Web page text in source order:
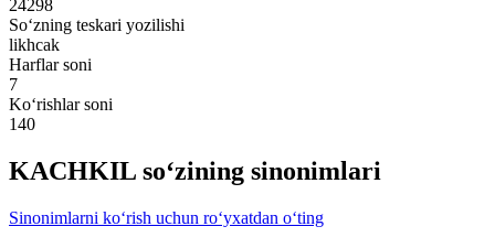
24298
So‘zning teskari yozilishi
likhcak
Harflar soni
7
Ko‘rishlar soni
140
KACHKIL so‘zining sinonimlari
Sinonimlarni ko‘rish uchun ro‘yxatdan o‘ting